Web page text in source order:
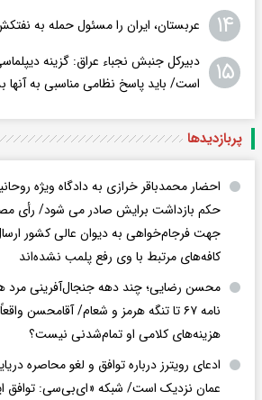
۱۴ عربستان، ایران را مسئول حمله به
۱۵
دبیرکل جنبش نجباء عراق: گزینه
است/ باید پاسخ نظامی مناسبی به آنها
پربازدید‌ها
احضار محمدباقر خرازی به دادگاه ویژه
حکم بازداشت برایش صادر می شود/ رأی
جهت فرجام‌خواهی به دیوان عالی کشور
کافه‌های مرتبط با وی رفع پلمب نشده‌اند
نامه ۶۷ تا تنگه هرمز و شعام/ آقا‌محسن
هزینه‌های کلامی او تمام‌شدنی نیست؟
ادعای رویترز درباره توافق و لغو محاصره
عمان نزدیک است/ شبکه «ای‌بی‌سی: توافق